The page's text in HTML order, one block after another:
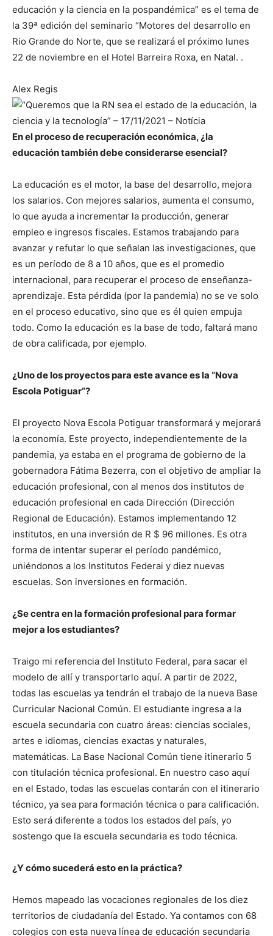
educación y la ciencia en la pospandémica” es el tema de
la 39ª edición del seminario “Motores del desarrollo en
Rio Grande do Norte, que se realizará el próximo lunes
22 de noviembre en el Hotel Barreira Roxa, en Natal. .
Alex Regis
En el proceso de recuperación económica, ¿la
educación también debe considerarse esencial?
La educación es el motor, la base del desarrollo, mejora
los salarios. Con mejores salarios, aumenta el consumo,
lo que ayuda a incrementar la producción, generar
empleo e ingresos fiscales. Estamos trabajando para
avanzar y refutar lo que señalan las investigaciones, que
es un período de 8 a 10 años, que es el promedio
internacional, para recuperar el proceso de enseñanza-
aprendizaje. Esta pérdida (por la pandemia) no se ve solo
en el proceso educativo, sino que es él quien empuja
todo. Como la educación es la base de todo, faltará mano
de obra calificada, por ejemplo.
¿Uno de los proyectos para este avance es la “Nova
Escola Potiguar”?
El proyecto Nova Escola Potiguar transformará y mejorará
la economía. Este proyecto, independientemente de la
pandemia, ya estaba en el programa de gobierno de la
gobernadora Fátima Bezerra, con el objetivo de ampliar la
educación profesional, con al menos dos institutos de
educación profesional en cada Dirección (Dirección
Regional de Educación). Estamos implementando 12
institutos, en una inversión de R $ 96 millones. Es otra
forma de intentar superar el período pandémico,
uniéndonos a los Institutos Federai y diez nuevas
escuelas. Son inversiones en formación.
¿Se centra en la formación profesional para formar
mejor a los estudiantes?
Traigo mi referencia del Instituto Federal, para sacar el
modelo de allí y transportarlo aquí. A partir de 2022,
todas las escuelas ya tendrán el trabajo de la nueva Base
Curricular Nacional Común. El estudiante ingresa a la
escuela secundaria con cuatro áreas: ciencias sociales,
artes e idiomas, ciencias exactas y naturales,
matemáticas. La Base Nacional Común tiene itinerario 5
con titulación técnica profesional. En nuestro caso aquí
en el Estado, todas las escuelas contarán con el itinerario
técnico, ya sea para formación técnica o para calificación.
Esto será diferente a todos los estados del país, yo
sostengo que la escuela secundaria es todo técnica.
¿Y cómo sucederá esto en la práctica?
Hemos mapeado las vocaciones regionales de los diez
territorios de ciudadanía del Estado. Ya contamos con 68
colegios con esta nueva línea de educación secundaria